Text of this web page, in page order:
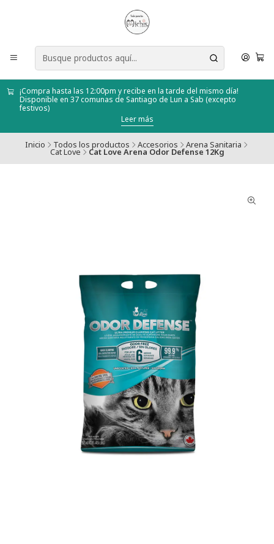
¡Compra hasta las 12:00pm y recibe en la tarde del mismo día!
Disponible en 37 comunas de Santiago de Lun a Sab (excepto
festivos)
Leer más
Inicio Todos los productos Accesorios Arena Sanitaria
Cat Love Cat Love Arena Odor Defense 12Kg